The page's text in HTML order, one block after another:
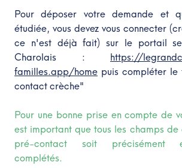
Pour déposer votre demande et
étudiée, vous devez vous connecter
ce n'est déjà fait) sur le portail
Charolais : https://
familles.app/home puis compléter le
contact crèche"
Pour une bonne prise en compte de
est important que tous les champs
pré-contact soit précisément
complétés.